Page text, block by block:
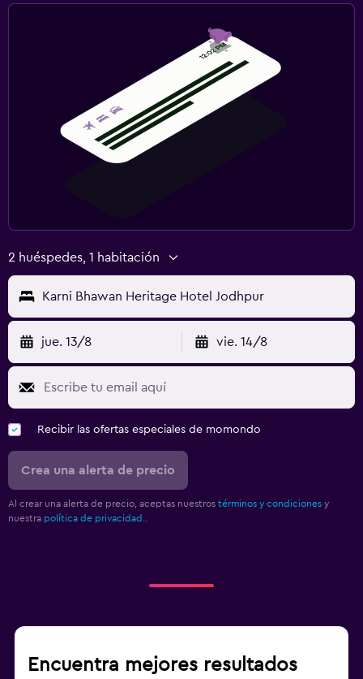
2 huéspedes, 1 habitación
Karni Bhawan Heritage Hotel Jodhpur
jue. 13/8 vie. 14/8
Recibir las ofertas especiales de momondo
Crea una alerta de precio
Al crear una alerta de precio, aceptas nuestros términos y condiciones y
nuestra política de privacidad.
Encuentra mejores resultados